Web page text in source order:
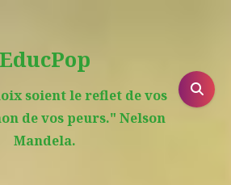
EducPop
soient le reflet de vos
de vos peurs." Nelson
Mandela.